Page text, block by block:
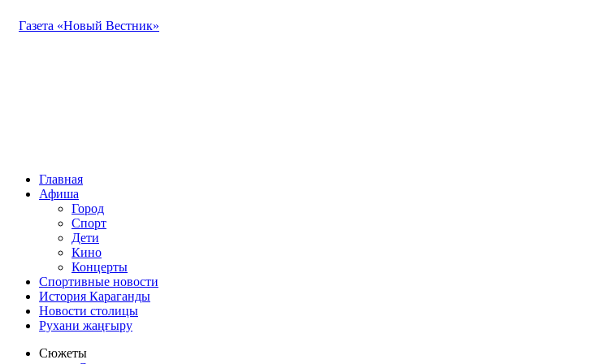
Газета «Новый Вестник»
Главная
Афиша
Город
Спорт
Дети
Кино
Концерты
Спортивные новости
История Караганды
Новости столицы
Рухани жаңғыру
Сюжеты